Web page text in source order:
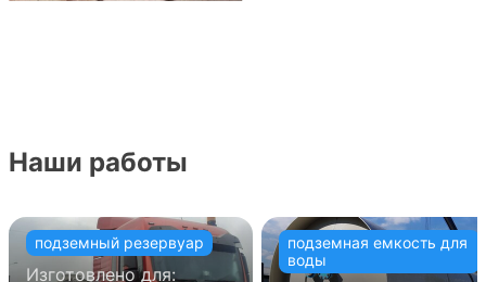
Наши работы
подземный резервуар
Изготовлено для:
подземная емкость для
воды